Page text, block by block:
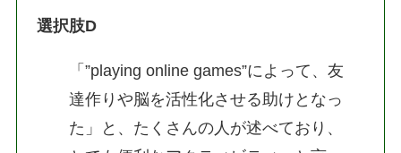
選択肢D
「”playing online games”によって、友
達作りや脳を活性化させる助けとなっ
た」と、たくさんの人が述べており、